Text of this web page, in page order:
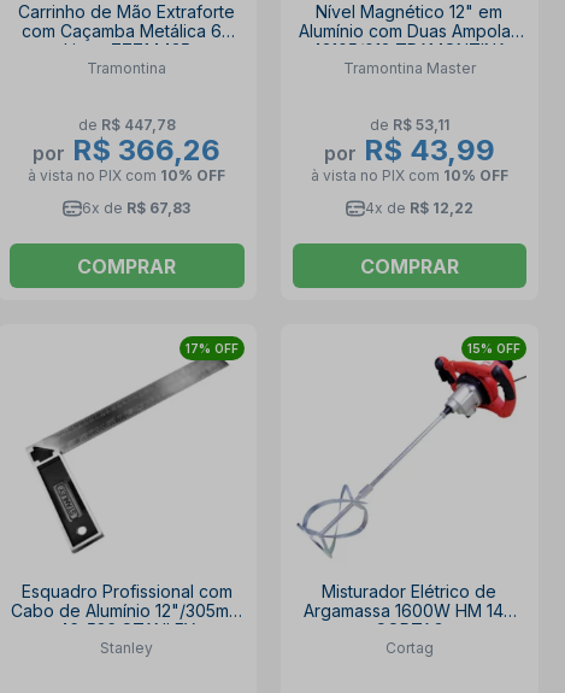
Carrinho de Mão Extraforte
com Caçamba Metálica 65
Litros 77714435
TRAMONTINA
Tramontina
de R$ 447,78
por R$ 366,26
à vista no PIX com 10% OFF
6x de R$ 67,83
COMPRAR
Nível Magnético 12" em
Alumínio com Duas Ampolas
43105/012 TRAMONTINA
MASTER
Tramontina Master
de R$ 53,11
por R$ 43,99
à vista no PIX com 10% OFF
4x de R$ 12,22
COMPRAR
17% OFF
Esquadro Profissional com
Cabo de Alumínio 12"/305mm
46-536 STANLEY
Stanley
15% OFF
Misturador Elétrico de
Argamassa 1600W HM 140
CORTAG
Cortag